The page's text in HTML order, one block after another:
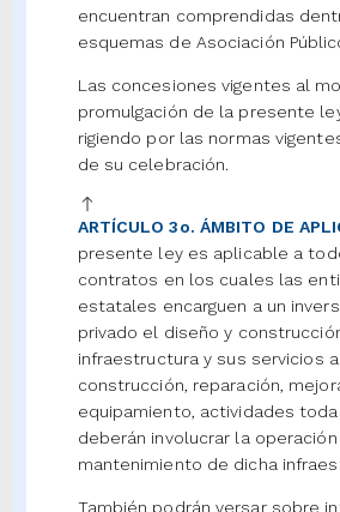
encuentran comprendidas
esquemas de Asociación
Las concesiones vigentes al
promulgación de la presente
rigiendo por las normas
de su celebración.
ARTÍCULO 3o. ÁMBITO DE
presente ley es aplicable a
contratos en los cuales las
estatales encarguen a un
privado el diseño y
infraestructura y sus servicios
construcción, reparación,
equipamiento, actividades
deberán involucrar la operación
mantenimiento de dicha
También podrán versar sobre